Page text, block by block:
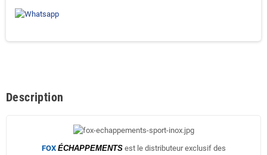
Description
FOX ÉCHAPPEMENTSest le distributeur exclusif des